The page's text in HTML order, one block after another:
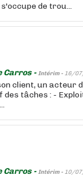
de trou...
Carros -Intérim - 16/
client, un acteur
tâches : -
Carros -Intérim - 10/